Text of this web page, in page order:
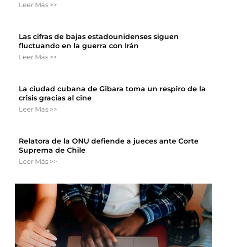
Leer Más >>
Las cifras de bajas estadounidenses siguen
fluctuando en la guerra con Irán
Leer Más >>
La ciudad cubana de Gibara toma un respiro de la
crisis gracias al cine
Leer Más >>
Relatora de la ONU defiende a jueces ante Corte
Suprema de Chile
Leer Más >>